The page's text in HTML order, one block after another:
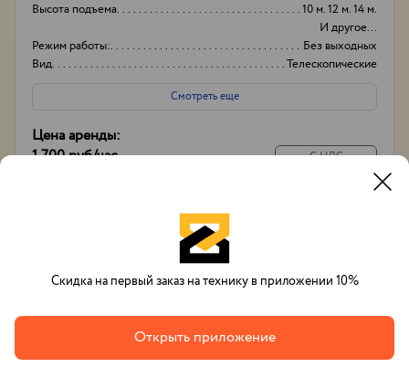
Высота подъема
10 м. 12 м. 14 м.
И другое...
Режим работы:
Без выходных
Вид
Телескопические
Высота вышки
17м
Смотреть еще
Цена аренды:
1 700 руб/час
С НДС
Позвонить
Вячеслав Тихонов
Скидка на первый заказ на технику в приложении 10%
Открыть приложение